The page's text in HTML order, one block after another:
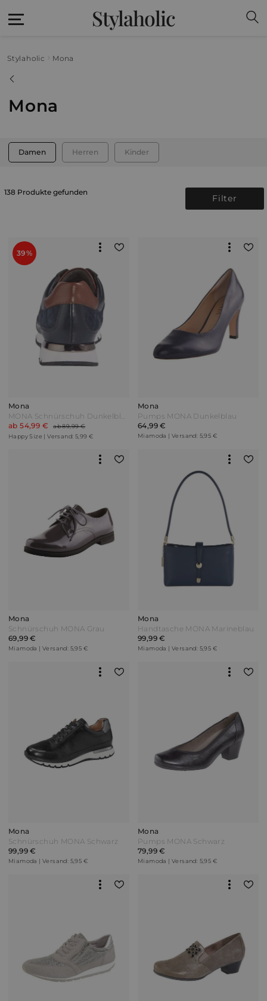
Stylaholic
Stylaholic Mona
Mona
Damen Herren Kinder
138 Produkte gefunden
Filter
39%
Mona
MONA Schnürschuh Dunkelblau
ab 54,99 €
ab 89,99 €
Happy Size | Versand: 5,99 €
Mona
Pumps MONA Dunkelblau
64,99 €
Miamoda | Versand: 5,95 €
Mona
Schnürschuh MONA Grau
69,99 €
Miamoda | Versand: 5,95 €
Mona
Handtasche MONA Marineblau
99,99 €
Miamoda | Versand: 5,95 €
Mona
Schnürschuh MONA Schwarz
99,99 €
Miamoda | Versand: 5,95 €
Mona
Pumps MONA Schwarz
79,99 €
Miamoda | Versand: 5,95 €